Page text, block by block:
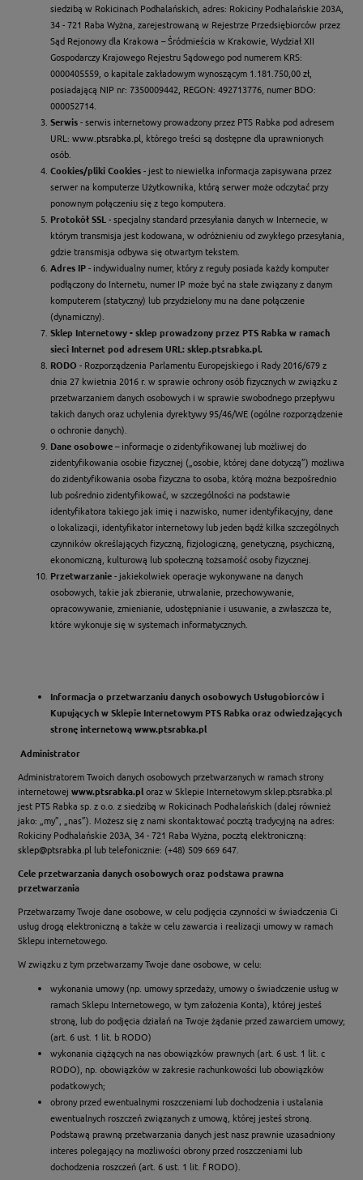
siedzibą w Rokicinach Podhalańskich, adres: Rokiciny Podhalańskie 203A,
34 - 721 Raba Wyżna, zarejestrowaną w Rejestrze Przedsiębiorców przez
Sąd Rejonowy dla Krakowa – Śródmieścia w Krakowie, Wydział XII
Gospodarczy Krajowego Rejestru Sądowego pod numerem KRS:
0000405559, o kapitale zakładowym wynoszącym 1.181.750,00 zł,
posiadającą NIP nr: 7350009442, REGON: 492713776, numer BDO:
000052714.
Serwis- serwis internetowy prowadzony przez PTS Rabka pod adresem
URL: www.ptsrabka.pl , którego treści są dostępne dla uprawnionych
osób.
Cookies/pliki Cookies- jest to niewielka informacja zapisywana przez
serwer na komputerze Użytkownika, którą serwer może odczytać przy
ponownym połączeniu się z tego komputera.
Protokół SSL - specjalny standard przesyłania danych w Internecie, w
którym transmisja jest kodowana, w odróżnieniu od zwykłego przesyłania,
gdzie transmisja odbywa się otwartym tekstem.
Adres IP- indywidualny numer, który z reguły posiada każdy komputer
podłączony do Internetu, numer IP może być na stałe związany z danym
komputerem (statyczny) lub przydzielony mu na dane połączenie
(dynamiczny).
Sklep Internetowy - sklep prowadzony przez PTS Rabka w ramach
sieci Internet pod adresem URL: sklep.ptsrabka.pl.
RODO - Rozporządzenia Parlamentu Europejskiego i Rady 2016/679 z
dnia 27 kwietnia 2016 r. w sprawie ochrony osób fizycznych w związku z
przetwarzaniem danych osobowych i w sprawie swobodnego przepływu
takich danych oraz uchylenia dyrektywy 95/46/WE (ogólne rozporządzenie
o ochronie danych).
Dane osobowe– informacje o zidentyfikowanej lub możliwej do
zidentyfikowania osobie fizycznej („osobie, której dane dotyczą”) możliwa
do zidentyfikowania osoba fizyczna to osoba, którą można bezpośrednio
lub pośrednio zidentyfikować, w szczególności na podstawie
identyfikatora takiego jak imię i nazwisko, numer identyfikacyjny, dane
o lokalizacji, identyfikator internetowy lub jeden bądź kilka szczególnych
czynników określających fizyczną, fizjologiczną, genetyczną, psychiczną,
ekonomiczną, kulturową lub społeczną tożsamość osoby fizycznej.
Przetwarzanie- jakiekolwiek operacje wykonywane na danych
osobowych, takie jak zbieranie, utrwalanie, przechowywanie,
opracowywanie, zmienianie, udostępnianie i usuwanie, a zwłaszcza te,
które wykonuje się w systemach informatycznych.
Informacja o przetwarzaniu danych osobowych Usługobiorców i
Kupujących w Sklepie Internetowym PTS Rabka oraz odwiedzających
stronę internetowąwww.ptsrabka.pl
Administrator
Administratorem Twoich danych osobowych przetwarzanych w ramach strony
internetowej www.ptsrabka.ploraz w Sklepie Internetowym sklep.ptsrabka.pl
jest PTS Rabka sp. z o.o. z siedzibą w Rokicinach Podhalańskich (dalej również
jako: „my”, „nas”). Możesz się z nami skontaktować pocztą tradycyjną na adres:
Rokiciny Podhalańskie 203A, 34 - 721 Raba Wyżna, pocztą elektroniczną:
sklep@ptsrabka.pl lub telefonicznie: (+48) 509 669 647.
Cele przetwarzania danych osobowych oraz podstawa prawna
przetwarzania
Przetwarzamy Twoje dane osobowe, w celu podjęcia czynności w świadczenia Ci
usług drogą elektroniczną a także w celu zawarcia i realizacji umowy w ramach
Sklepu internetowego.
W związku z tym przetwarzamy Twoje dane osobowe, w celu:
wykonania umowy (np. umowy sprzedaży, umowy o świadczenie usług w
ramach Sklepu Internetowego, w tym założenia Konta), której jesteś
stroną, lub do podjęcia działań na Twoje żądanie przed zawarciem umowy;
(art. 6 ust. 1 lit. b RODO)
wykonania ciążących na nas obowiązków prawnych (art. 6 ust. 1 lit. c
RODO), np. obowiązków w zakresie rachunkowości lub obowiązków
podatkowych;
obrony przed ewentualnymi roszczeniami lub dochodzenia i ustalania
ewentualnych roszczeń związanych z umową, której jesteś stroną.
Podstawą prawną przetwarzania danych jest nasz prawnie uzasadniony
interes polegający na możliwości obrony przed roszczeniami lub
dochodzenia roszczeń (art. 6 ust. 1 lit. f RODO).